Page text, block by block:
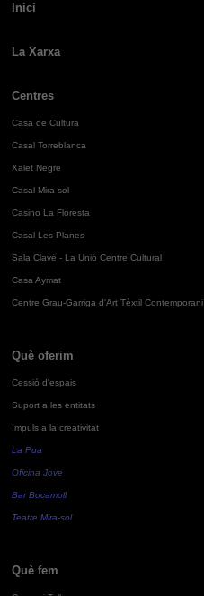
Inici
La Xarxa
Centres
Casa de Cultura
Casal Torreblanca
Xalet Negre
Casal Mira-sol
Casino La Floresta
Casal Les Planes
Sala Clavé - La Unió Centre Cultural
Casa Aymat
Centre Grau-Garriga d'Art Tèxtil Contemporani
Què oferim
Cessió d'espais
Suport a les entitats
Impuls a la creativitat
La Pua
Oficina Jove
Bar Bocamoll
Teatre Mira-sol
Què fem